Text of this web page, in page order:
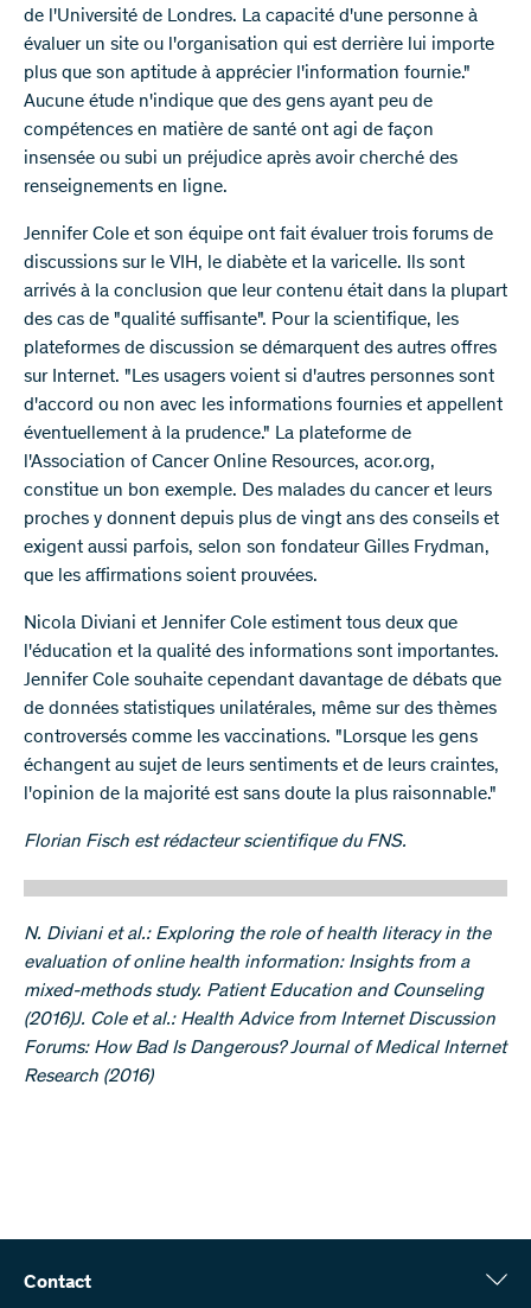
de l'Université de Londres. La capacité d'une personne à
évaluer un site ou l'organisation qui est derrière lui importe
plus que son aptitude à apprécier l'information fournie."
Aucune étude n'indique que des gens ayant peu de
compétences en matière de santé ont agi de façon
insensée ou subi un préjudice après avoir cherché des
renseignements en ligne.
Jennifer Cole et son équipe ont fait évaluer trois forums de
discussions sur le VIH, le diabète et la varicelle. Ils sont
arrivés à la conclusion que leur contenu était dans la plupart
des cas de "qualité suffisante". Pour la scientifique, les
plateformes de discussion se démarquent des autres offres
sur Internet. "Les usagers voient si d'autres personnes sont
d'accord ou non avec les informations fournies et appellent
éventuellement à la prudence." La plateforme de
l'Association of Cancer Online Resources, acor.org,
constitue un bon exemple. Des malades du cancer et leurs
proches y donnent depuis plus de vingt ans des conseils et
exigent aussi parfois, selon son fondateur Gilles Frydman,
que les affirmations soient prouvées.
Nicola Diviani et Jennifer Cole estiment tous deux que
l'éducation et la qualité des informations sont importantes.
Jennifer Cole souhaite cependant davantage de débats que
de données statistiques unilatérales, même sur des thèmes
controversés comme les vaccinations. "Lorsque les gens
échangent au sujet de leurs sentiments et de leurs craintes,
l'opinion de la majorité est sans doute la plus raisonnable."
Florian Fisch est rédacteur scientifique du FNS.
N. Diviani et al.: Exploring the role of health literacy in the
evaluation of online health information: Insights from a
mixed-methods study. Patient Education and Counseling
(2016)J. Cole et al.: Health Advice from Internet Discussion
Forums: How Bad Is Dangerous? Journal of Medical Internet
Research (2016)
Contact